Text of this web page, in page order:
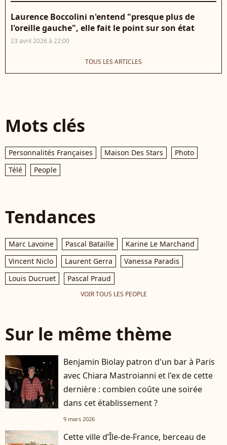
Laurence Boccolini n'entend "presque plus de
l'oreille gauche", elle fait le point sur son état
23 avril 2026 à 22:00
TOUS LES ARTICLES
Mots clés
Personnalités Françaises Maison Des Stars
Photo
Télé
People
Tendances
Marc Lavoine Pascal Bataille
Karine Le Marchand
Vincent Niclo
Laurent Gerra
Vanessa Paradis
Louis Ducruet
Pascal Praud
VOIR TOUS LES PEOPLE
Sur le même thème
Benjamin Biolay patron d'un bar à Paris
avec Chiara Mastroianni et l'ex de cette
dernière : combien coûte une soirée
dans cet établissement ?
9 mars 2026
Cette ville d’Île-de-France, berceau de